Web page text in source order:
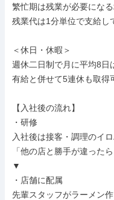
繁忙期は残業が必要にな
残業代は1分単位で支給し
＜休日・休暇＞
週休二日制で月に平均8日
有給と併せて5連休も取得
【入社後の流れ】
・研修
入社後は接客・調理のイ
「他の店と勝手が違った
▼
・店舗に配属
先輩スタッフがラーメン作